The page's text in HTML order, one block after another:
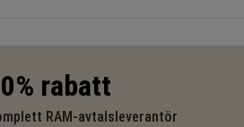
rabatt
RAM-avtalsleverantör